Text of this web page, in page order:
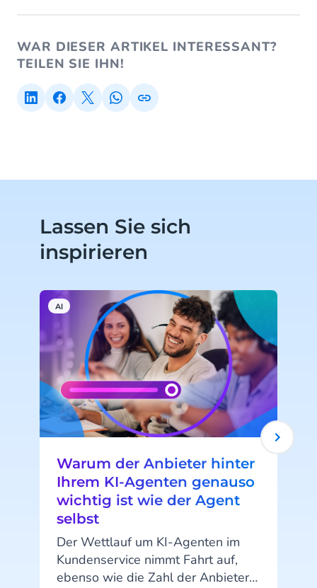
WAR DIESER ARTIKEL INTERESSANT?
TEILEN SIE IHN!
Lassen Sie sich
inspirieren
AI
Warum der Anbieter hinter
Ihrem KI-Agenten genauso
wichtig ist wie der Agent
selbst
Der Wettlauf um KI-Agenten im
Kundenservice nimmt Fahrt auf,
ebenso wie die Zahl der Anbieter.